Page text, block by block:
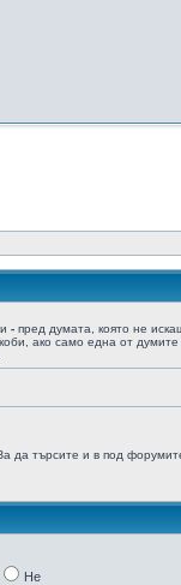
- пред думата, която не
ако само една от думите
да търсите и в под
Не